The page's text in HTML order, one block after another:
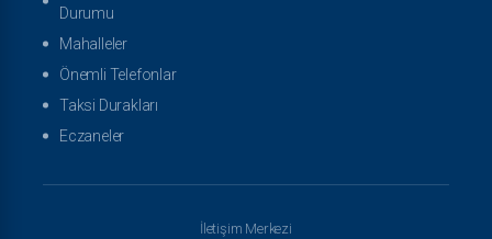
Durumu
Mahalleler
Önemli Telefonlar
Taksi Durakları
Eczaneler
İletişim Merkezi